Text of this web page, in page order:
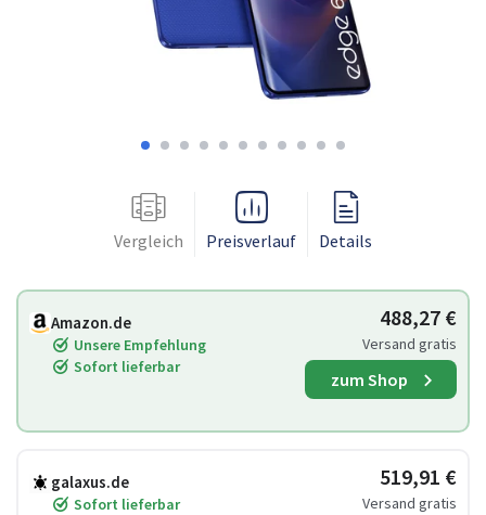
Vergleich Preisverlauf Details
Amazon.de
Unsere Empfehlung
Sofort lieferbar
488,27 €
Versand gratis
zum Shop
galaxus.de
Sofort lieferbar
519,91 €
Versand gratis